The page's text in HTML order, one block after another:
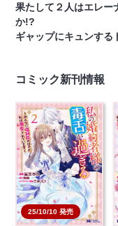
果たして２人はエレー
か!?
ギャップにキュンする
コミック新刊情報
25/10/10 発売
私の婚約者様の毒舌が